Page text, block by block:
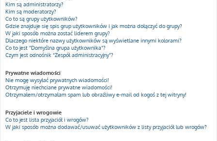
Kim są administratorzy?
Kim są moderatorzy?
Co to są grupy użytkowników?
Gdzie znajduje się spis grup użytkowników i jak można dołączyć do grupy?
W jaki sposób można zostać liderem grupy?
Dlaczego niektóre nazwy użytkowników są wyświetlane innymi kolorami?
Co to jest “Domyślna grupa użytkownika”?
Czym jest odnośnik “Zespół administracyjny”?
Prywatne wiadomości
Nie mogę wysyłać prywatnych wiadomości!
Otrzymuję niechciane prywatne wiadomości!
Otrzymałem/otrzymałam spam lub obraźliwy e-mail od kogoś z tej witryny!
Przyjaciele i wrogowie
Co to jest lista przyjaciół i wrogów?
W jaki sposób można dodawać/usuwać użytkowników z listy przyjaciół lub wrogów?